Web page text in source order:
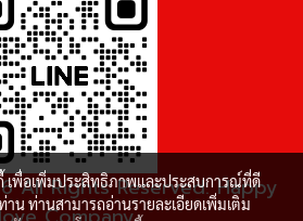
All Rights Reserved. Happy
เพื่อเพิ่มประสิทธิภาพและประสบการณ์ที่ดี
าน ท่านสามารถอ่านรายละเอียดเพิ่มเติม